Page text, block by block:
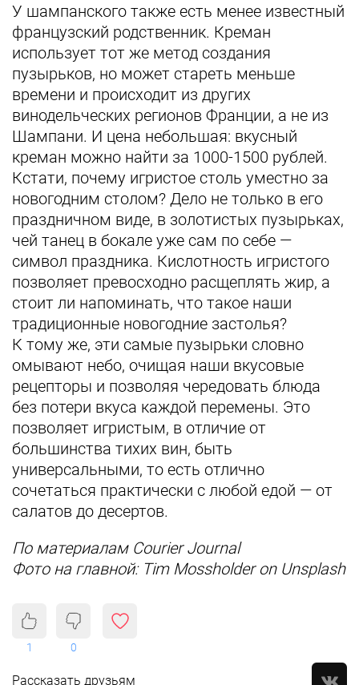
У шампанского также есть менее известный
французский родственник. Креман
использует тот же метод создания
пузырьков, но может стареть меньше
времени и происходит из других
винодельческих регионов Франции, а не из
Шампани. И цена небольшая: вкусный
креман можно найти за 1000-1500 рублей.
Кстати, почему игристое столь уместно за
новогодним столом? Дело не только в его
праздничном виде, в золотистых пузырьках,
чей танец в бокале уже сам по себе —
символ праздника. Кислотность игристого
позволяет превосходно расщеплять жир, а
стоит ли напоминать, что такое наши
традиционные новогодние застолья?
К тому же, эти самые пузырьки словно
омывают небо, очищая наши вкусовые
рецепторы и позволяя чередовать блюда
без потери вкуса каждой перемены. Это
позволяет игристым, в отличие от
большинства тихих вин, быть
универсальными, то есть отлично
сочетаться практически с любой едой — от
салатов до десертов.
По материалам Courier Journal
Фото на главной: Tim Mossholder on Unsplash
1 0
Рассказать друзьям